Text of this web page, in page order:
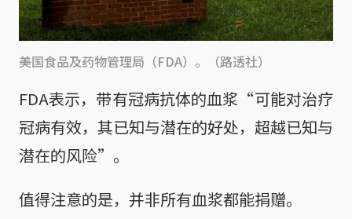
美国食品及药物管理局（FDA）。（路透社）
FDA表示，带有冠病抗体的血浆“可能对治疗
冠病有效，其已知与潜在的好处，超越已知与
潜在的风险”。
值得注意的是，并非所有血浆都能捐赠。